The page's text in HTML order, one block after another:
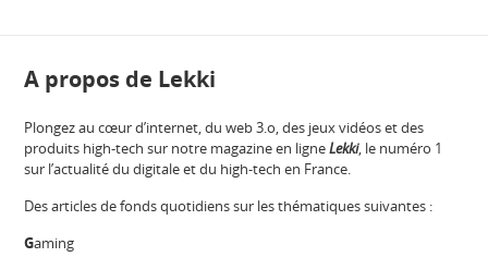
A propos de Lekki
Plongez au cœur d’internet, du web 3.o, des jeux vidéos et des
produits high-tech sur notre magazine en ligneLekki, le numéro 1
sur l’actualité du digitale et du high-tech en France.
Des articles de fonds quotidiens sur les thématiques suivantes :
Gaming